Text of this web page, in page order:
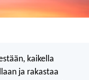
kaikella
ja rakastaa